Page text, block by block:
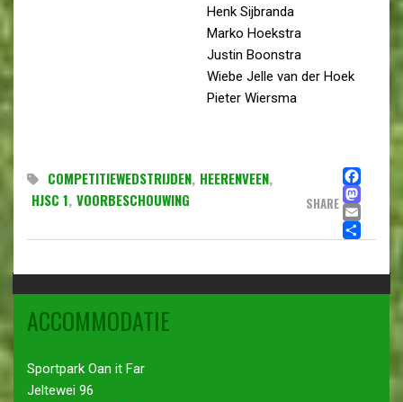
Henk Sijbranda
Marko Hoekstra
Justin Boonstra
Wiebe Jelle van der Hoek
Pieter Wiersma
COMPETITIEWEDSTRIJDEN, HEERENVEEN,
HJSC 1, VOORBESCHOUWING SHARE
ACCOMMODATIE
Sportpark Oan it Far
Jeltewei 96